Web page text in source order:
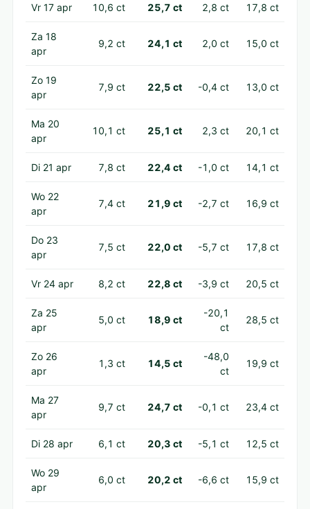
Vr 17 apr 10,6 ct 25,7 ct 2,8 ct 17,8 ct
Za 18
apr
9,2 ct 24,1 ct 2,0 ct 15,0 ct
Zo 19
apr
7,9 ct 22,5 ct -0,4 ct 13,0 ct
Ma 20
apr
10,1 ct 25,1 ct 2,3 ct 20,1 ct
Di 21 apr 7,8 ct 22,4 ct -1,0 ct 14,1 ct
Wo 22
apr
7,4 ct 21,9 ct -2,7 ct 16,9 ct
Do 23
apr
7,5 ct 22,0 ct -5,7 ct 17,8 ct
Vr 24 apr 8,2 ct 22,8 ct -3,9 ct 20,5 ct
Za 25
apr
5,0 ct 18,9 ct
-20,1
ct
28,5 ct
Zo 26
apr
1,3 ct 14,5 ct
-48,0
ct
19,9 ct
Ma 27
apr
9,7 ct 24,7 ct -0,1 ct 23,4 ct
Di 28 apr 6,1 ct 20,3 ct -5,1 ct 12,5 ct
Wo 29
apr
6,0 ct 20,2 ct -6,6 ct 15,9 ct